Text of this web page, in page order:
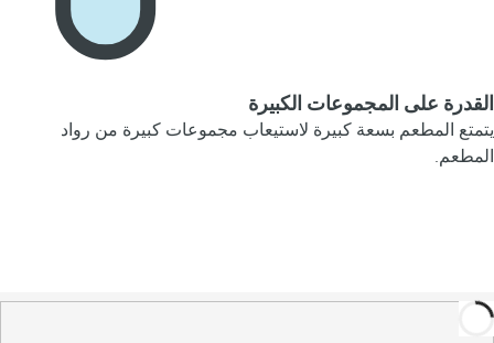
القدرة على المجموعات الكبيرة
يتمتع المطعم بسعة كبيرة لاستيعاب مجموعات كبيرة من رواد
المطعم.